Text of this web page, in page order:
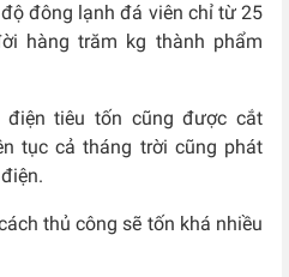
đông lạnh đá viên chỉ từ 25
hàng trăm kg thành phẩm
tiêu tốn cũng được cắt
tục cả tháng trời cũng phát
thủ công sẽ tốn khá nhiều